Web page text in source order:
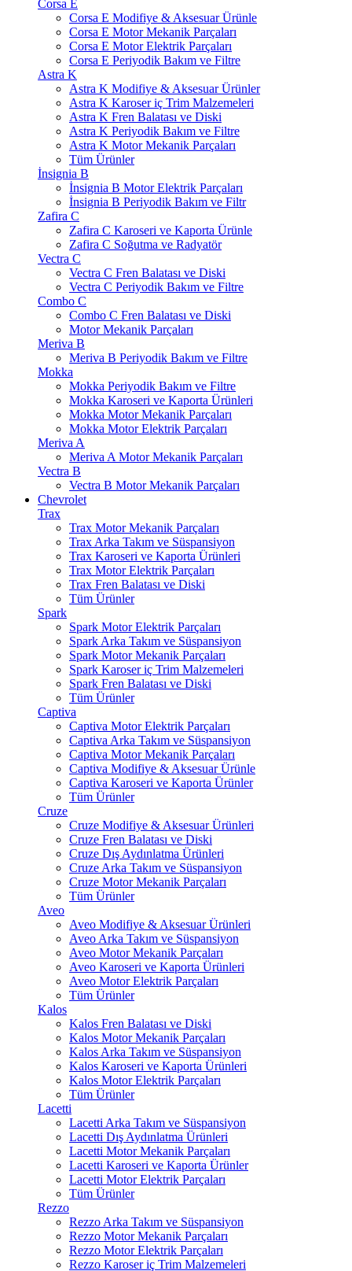
Corsa E
Corsa E Modifiye & Aksesuar Ürünle
Corsa E Motor Mekanik Parçaları
Corsa E Motor Elektrik Parçaları
Corsa E Periyodik Bakım ve Filtre
Astra K
Astra K Modifiye & Aksesuar Ürünler
Astra K Karoser iç Trim Malzemeleri
Astra K Fren Balatası ve Diski
Astra K Periyodik Bakım ve Filtre
Astra K Motor Mekanik Parçaları
Tüm Ürünler
İnsignia B
İnsignia B Motor Elektrik Parçaları
İnsignia B Periyodik Bakım ve Filtr
Zafira C
Zafira C Karoseri ve Kaporta Ürünle
Zafira C Soğutma ve Radyatör
Vectra C
Vectra C Fren Balatası ve Diski
Vectra C Periyodik Bakım ve Filtre
Combo C
Combo C Fren Balatası ve Diski
Motor Mekanik Parçaları
Meriva B
Meriva B Periyodik Bakım ve Filtre
Mokka
Mokka Periyodik Bakım ve Filtre
Mokka Karoseri ve Kaporta Ürünleri
Mokka Motor Mekanik Parçaları
Mokka Motor Elektrik Parçaları
Meriva A
Meriva A Motor Mekanik Parçaları
Vectra B
Vectra B Motor Mekanik Parçaları
Chevrolet
Trax
Trax Motor Mekanik Parçaları
Trax Arka Takım ve Süspansiyon
Trax Karoseri ve Kaporta Ürünleri
Trax Motor Elektrik Parçaları
Trax Fren Balatası ve Diski
Tüm Ürünler
Spark
Spark Motor Elektrik Parçaları
Spark Arka Takım ve Süspansiyon
Spark Motor Mekanik Parçaları
Spark Karoser iç Trim Malzemeleri
Spark Fren Balatası ve Diski
Tüm Ürünler
Captiva
Captiva Motor Elektrik Parçaları
Captiva Arka Takım ve Süspansiyon
Captiva Motor Mekanik Parçaları
Captiva Modifiye & Aksesuar Ürünle
Captiva Karoseri ve Kaporta Ürünler
Tüm Ürünler
Cruze
Cruze Modifiye & Aksesuar Ürünleri
Cruze Fren Balatası ve Diski
Cruze Dış Aydınlatma Ürünleri
Cruze Arka Takım ve Süspansiyon
Cruze Motor Mekanik Parçaları
Tüm Ürünler
Aveo
Aveo Modifiye & Aksesuar Ürünleri
Aveo Arka Takım ve Süspansiyon
Aveo Motor Mekanik Parçaları
Aveo Karoseri ve Kaporta Ürünleri
Aveo Motor Elektrik Parçaları
Tüm Ürünler
Kalos
Kalos Fren Balatası ve Diski
Kalos Motor Mekanik Parçaları
Kalos Arka Takım ve Süspansiyon
Kalos Karoseri ve Kaporta Ürünleri
Kalos Motor Elektrik Parçaları
Tüm Ürünler
Lacetti
Lacetti Arka Takım ve Süspansiyon
Lacetti Dış Aydınlatma Ürünleri
Lacetti Motor Mekanik Parçaları
Lacetti Karoseri ve Kaporta Ürünler
Lacetti Motor Elektrik Parçaları
Tüm Ürünler
Rezzo
Rezzo Arka Takım ve Süspansiyon
Rezzo Motor Mekanik Parçaları
Rezzo Motor Elektrik Parçaları
Rezzo Karoser iç Trim Malzemeleri